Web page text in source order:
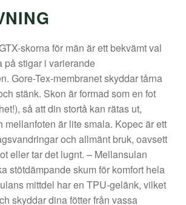
skorna för män är ett bekvämt val
på stigar i varierande
Gore-Tex-membranet skyddar tårna
stänk. Skon är formad som en fot
så att din stortå kan rätas ut,
mellanfoten är lite smala. Kopec är ett
och allmänt bruk, oavsett
eller tar det lugnt. – Mellansulan
stötdämpande skum för komfort hela
mittdel har en TPU-gelänk, vilket
skyddar dina fötter från vassa